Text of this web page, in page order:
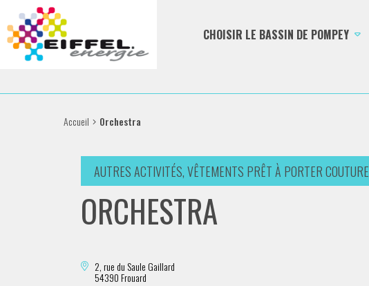
CHOISIR LE BASSIN DE POMPEY
Accueil Orchestra
AUTRES ACTIVITÉS, VÊTEMENTS PRÊT À PORTER COUTURE
ORCHESTRA
2, rue du Saule Gaillard
54390 Frouard